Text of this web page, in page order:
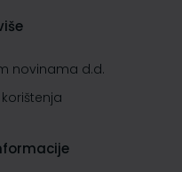
novinama d.d.